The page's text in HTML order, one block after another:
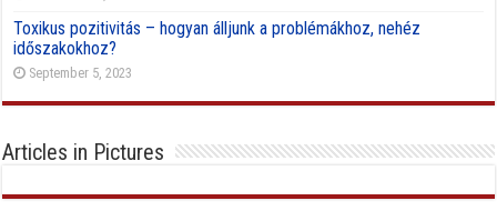
Toxikus pozitivitás – hogyan álljunk a problémákhoz, nehéz
időszakokhoz?
September 5, 2023
Articles in Pictures